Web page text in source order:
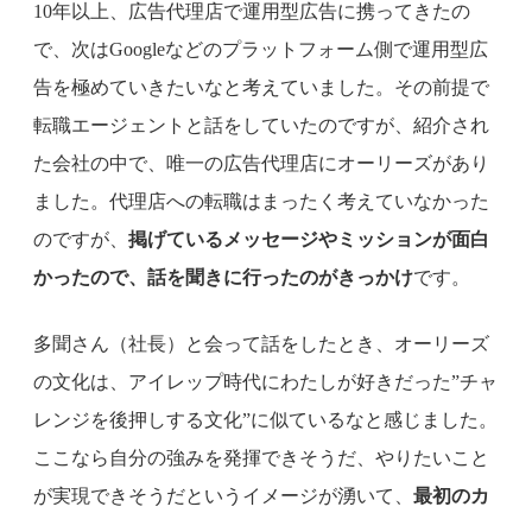
10年以上、広告代理店で運用型広告に携ってきたの
で、次はGoogleなどのプラットフォーム側で運用型広
告を極めていきたいなと考えていました。その前提で
転職エージェントと話をしていたのですが、紹介され
た会社の中で、唯一の広告代理店にオーリーズがあり
ました。代理店への転職はまったく考えていなかった
のですが、 掲げているメッセージやミッションが面白
かったので、話を聞きに行ったのがきっかけです。
多聞さん（社長）と会って話をしたとき、オーリーズ
の文化は、アイレップ時代にわたしが好きだった”チャ
レンジを後押しする文化”に似ているなと感じました。
ここなら自分の強みを発揮できそうだ、やりたいこと
が実現できそうだというイメージが湧いて、 最初のカ